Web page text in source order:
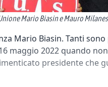
Mario Biasin e Mauro
Mario Biasin. Tanti sono
maggio 2022 quando
presidente che